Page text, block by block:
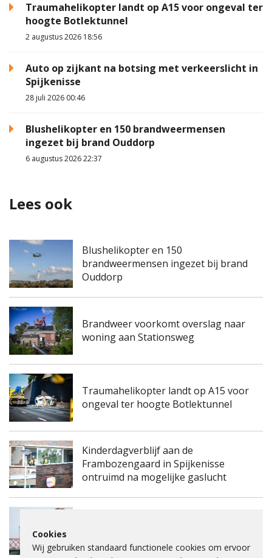
Traumahelikopter landt op A15 voor ongeval ter
hoogte Botlektunnel
2 augustus 2026 18:56
Auto op zijkant na botsing met verkeerslicht in
Spijkenisse
28 juli 2026 00:46
Blushelikopter en 150 brandweermensen
ingezet bij brand Ouddorp
6 augustus 2026 22:37
Lees ook
Blushelikopter en 150
brandweermensen ingezet bij brand
Ouddorp
Brandweer voorkomt overslag naar
woning aan Stationsweg
Traumahelikopter landt op A15 voor
ongeval ter hoogte Botlektunnel
Kinderdagverblijf aan de
Frambozengaard in Spijkenisse
ontruimd na mogelijke gaslucht
Cookies
Wij gebruiken standaard functionele cookies om ervoor